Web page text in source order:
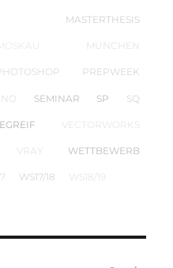
MASTERTHESIS
MÜNCHEN
PHOTOSHOP PREPWEEK
SEMINAR SP SQ
VECTORWORKS
VRAY WETTBEWERB
WS17/18 WS18/19